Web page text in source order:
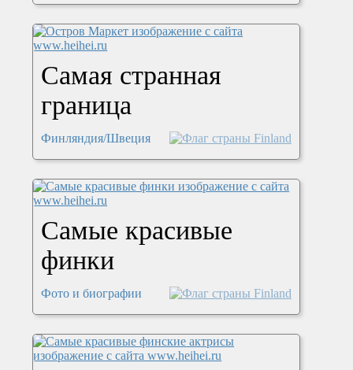
Самая странная
граница
Финляндия/Швеция
Самые красивые
финки
Фото и биографии